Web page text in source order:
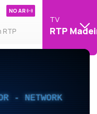
RTP
NO AR
TV
RTP
- NETWORK